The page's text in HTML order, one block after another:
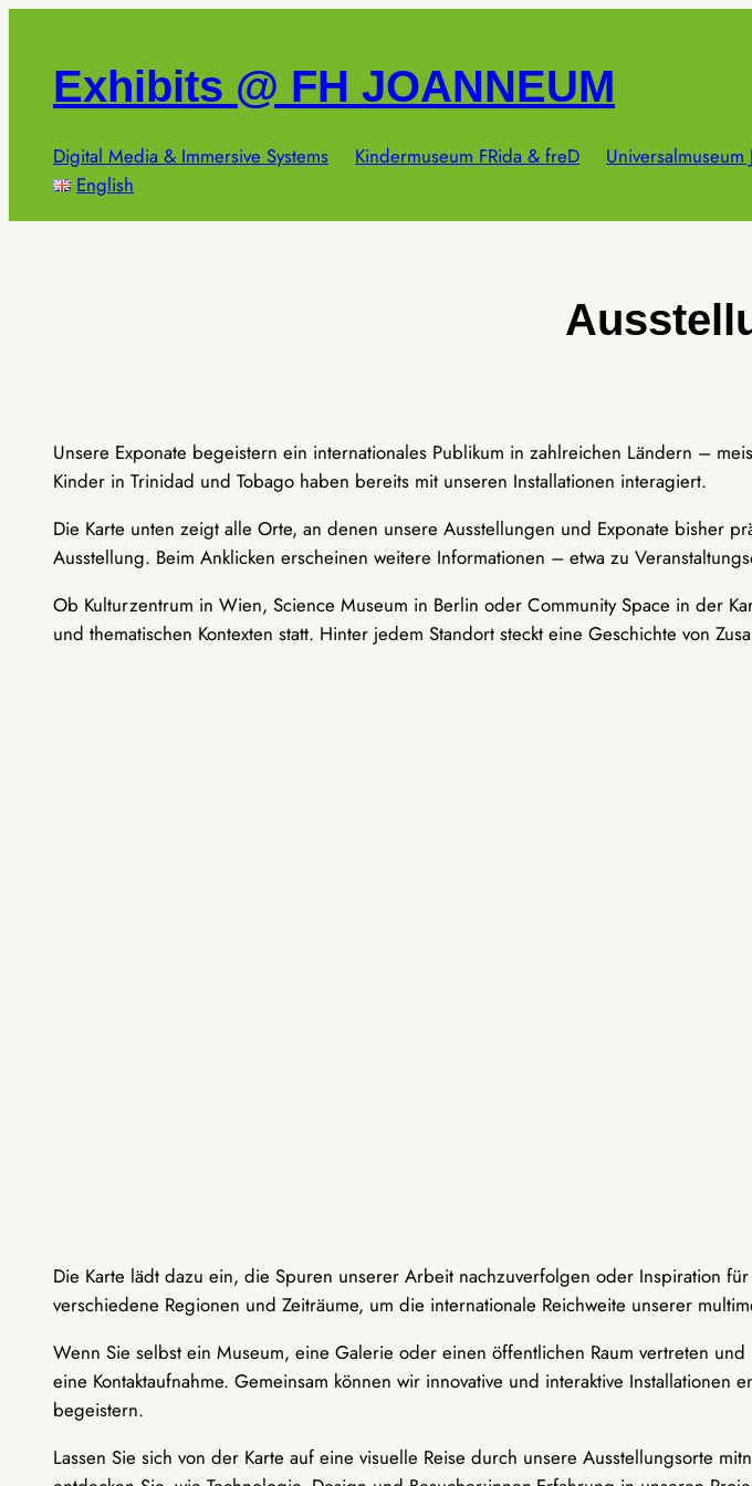
springenExhibits @ FH JOANNEUM
Digital Media & Immersive Systems Kindermuseum FRida & freD Universalmuseum
English
Unsere Exponate begeistern ein internationales Publikum in zahlreichen Ländern –
Kinder in Trinidad und Tobago haben bereits mit unseren Installationen interagiert.
Die Karte unten zeigt alle Orte, an denen unsere Ausstellungen und Exponate bisher
Ausstellung. Beim Anklicken erscheinen weitere Informationen – etwa zu
Ob Kulturzentrum in Wien, Science Museum in Berlin oder Community Space in der
und thematischen Kontexten statt. Hinter jedem Standort steckt eine Geschichte von
Die Karte lädt dazu ein, die Spuren unserer Arbeit nachzuverfolgen oder Inspiration
verschiedene Regionen und Zeiträume, um die internationale Reichweite unserer
Wenn Sie selbst ein Museum, eine Galerie oder einen öffentlichen Raum vertreten
eine Kontaktaufnahme. Gemeinsam können wir innovative und interaktive
begeistern.
Lassen Sie sich von der Karte auf eine visuelle Reise durch unsere Ausstellungsorte